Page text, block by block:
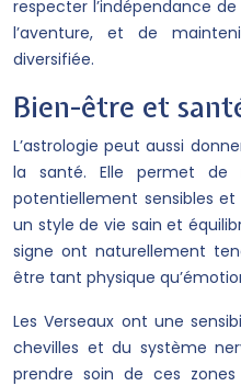
respecter l’indépendance
l’aventure, et de
diversifiée.
Bien-être et
L’astrologie peut aussi
la santé. Elle permet de
potentiellement sensibles
un style de vie sain et
signe ont naturellement
être tant physique
Les Verseaux ont une
chevilles et du système
prendre soin de ces